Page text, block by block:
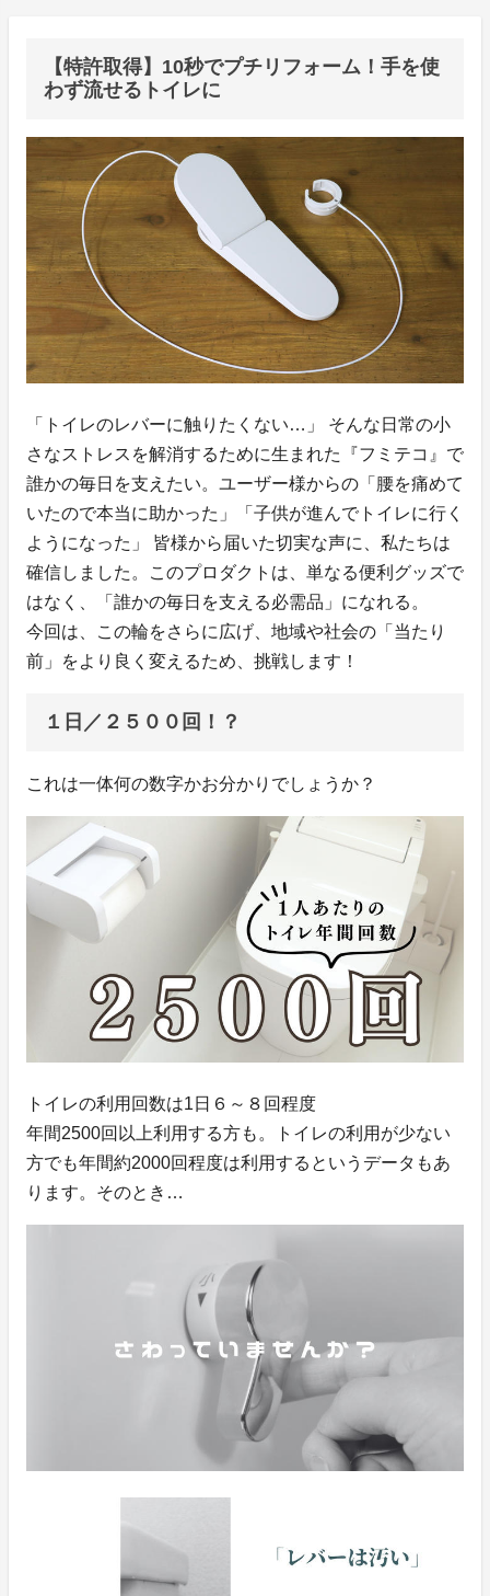
【特許取得】10秒でプチリフォーム！手を使
わず流せるトイレに
「トイレのレバーに触りたくない…」 そんな日常の小
さなストレスを解消するために生まれた『フミテコ』で
誰かの毎日を支えたい。ユーザー様からの「腰を痛めて
いたので本当に助かった」「子供が進んでトイレに行く
ようになった」 皆様から届いた切実な声に、私たちは
確信しました。このプロダクトは、単なる便利グッズで
はなく、「誰かの毎日を支える必需品」になれる。
今回は、この輪をさらに広げ、地域や社会の「当たり
前」をより良く変えるため、挑戦します！
１日／２５００回！？
これは一体何の数字かお分かりでしょうか？
トイレの利用回数は1日６～８回程度
年間2500回以上利用する方も。トイレの利用が少ない
方でも年間約2000回程度は利用するというデータもあ
ります。そのとき…